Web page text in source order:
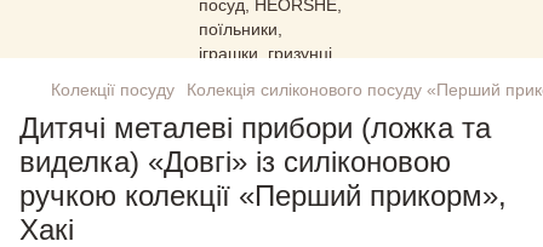
Колекції посуду Колекція силіконового посуду «Перший
Дитячі металеві прибори (ложка та
виделка) «Довгі» із силіконовою
ручкою колекції «Перший прикорм»,
Хакі